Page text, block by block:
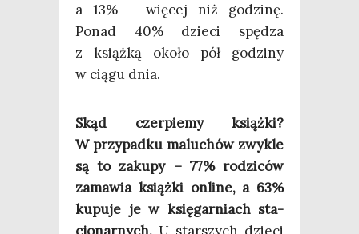
a 13% – wię­cej niż godzi­nę.
Ponad 40% dzie­ci spę­dza
z książ­ką oko­ło pół godzi­ny
w cią­gu dnia.
Skąd czer­pie­my książ­ki?
W przy­pad­ku malu­chów zwy­kle
są to zaku­py – 77% rodzi­ców
zama­wia książ­ki onli­ne, a 63%
kupu­je je w księ­gar­niach sta­